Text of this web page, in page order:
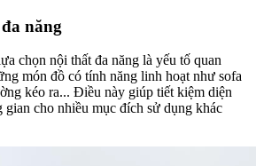
năng
chọn nội thất đa năng là yếu tố quan
món đồ có tính năng linh hoạt như sofa
kéo ra... Điều này giúp tiết kiệm diện
cho nhiều mục đích sử dụng khác